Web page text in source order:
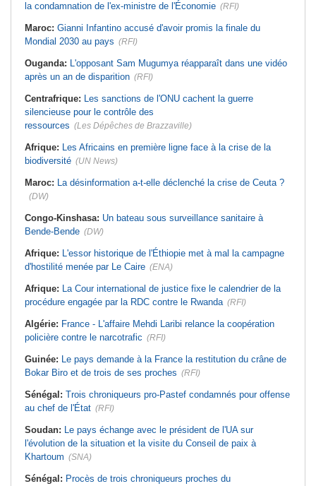
la condamnation de l'ex-ministre de l'Économie (RFI)
Maroc: Gianni Infantino accusé d'avoir promis la finale du
Mondial 2030 au pays (RFI)
Ouganda: L'opposant Sam Mugumya réapparaît dans une vidéo
après un an de disparition (RFI)
Centrafrique: Les sanctions de l'ONU cachent la guerre
silencieuse pour le contrôle des
ressources (Les Dépêches de Brazzaville)
Afrique: Les Africains en première ligne face à la crise de la
biodiversité (UN News)
Maroc: La désinformation a-t-elle déclenché la crise de Ceuta ?
(DW)
Congo-Kinshasa: Un bateau sous surveillance sanitaire à
Bende-Bende (DW)
Afrique: L'essor historique de l'Éthiopie met à mal la campagne
d'hostilité menée par Le Caire (ENA)
Afrique: La Cour international de justice fixe le calendrier de la
procédure engagée par la RDC contre le Rwanda (RFI)
Algérie: France - L'affaire Mehdi Laribi relance la coopération
policière contre le narcotrafic (RFI)
Guinée: Le pays demande à la France la restitution du crâne de
Bokar Biro et de trois de ses proches (RFI)
Sénégal: Trois chroniqueurs pro-Pastef condamnés pour offense
au chef de l'État (RFI)
Soudan: Le pays échange avec le président de l'UA sur
l'évolution de la situation et la visite du Conseil de paix à
Khartoum (SNA)
Sénégal: Procès de trois chroniqueurs proches du